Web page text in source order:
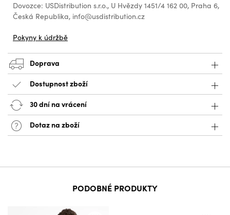
Dovozce: USDistribution s.r.o., U Hvězdy 1451/4 162 00, Praha 6,
Česká Republika, info@usdistribution.cz
Pokyny k údržbě
Doprava
Dostupnost zboží
30 dní na vrácení
Dotaz na zboží
PODOBNÉ PRODUKTY